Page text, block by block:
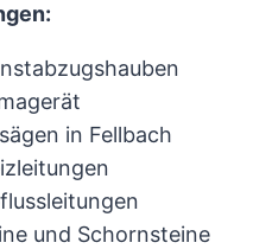
in Fellbach
und Schornsteine